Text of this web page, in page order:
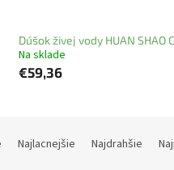
Dúšok živej vody HUAN SHAO
Na sklade
€59,36
Najlacnejšie Najdrahšie